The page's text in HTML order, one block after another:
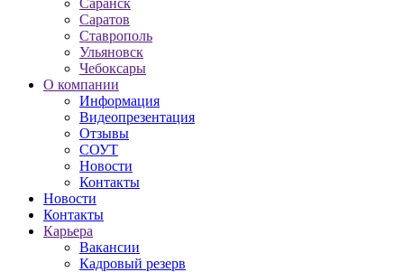
Саранск
Саратов
Ставрополь
Ульяновск
Чебоксары
О компании
Информация
Видеопрезентация
Отзывы
СОУТ
Новости
Контакты
Новости
Контакты
Карьера
Вакансии
Кадровый резерв